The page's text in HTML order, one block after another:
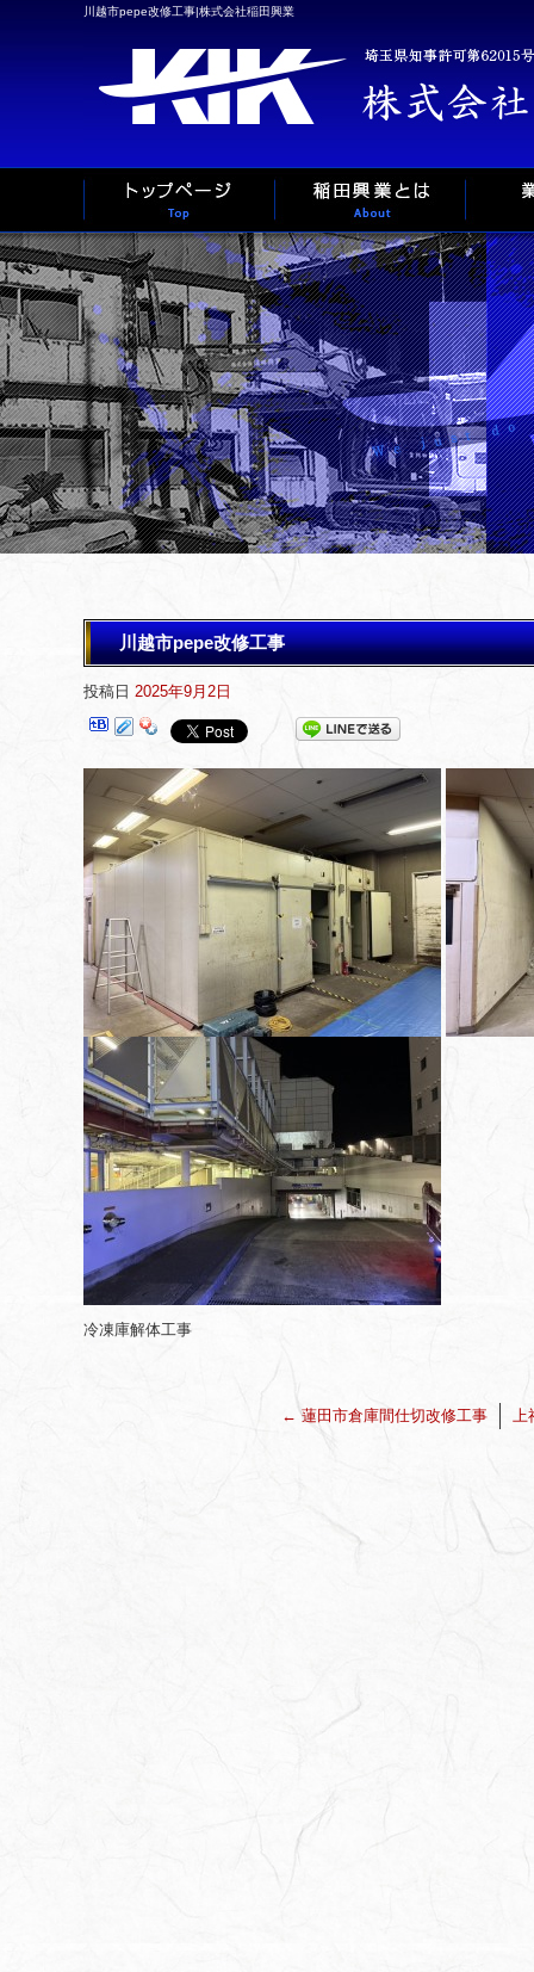
川越市pepe改修工事|株式会社稲田興業
川越市pepe改修工事
投稿日 2025年9月2日
冷凍庫解体工事
← 蓮田市倉庫間仕切改修工事 上